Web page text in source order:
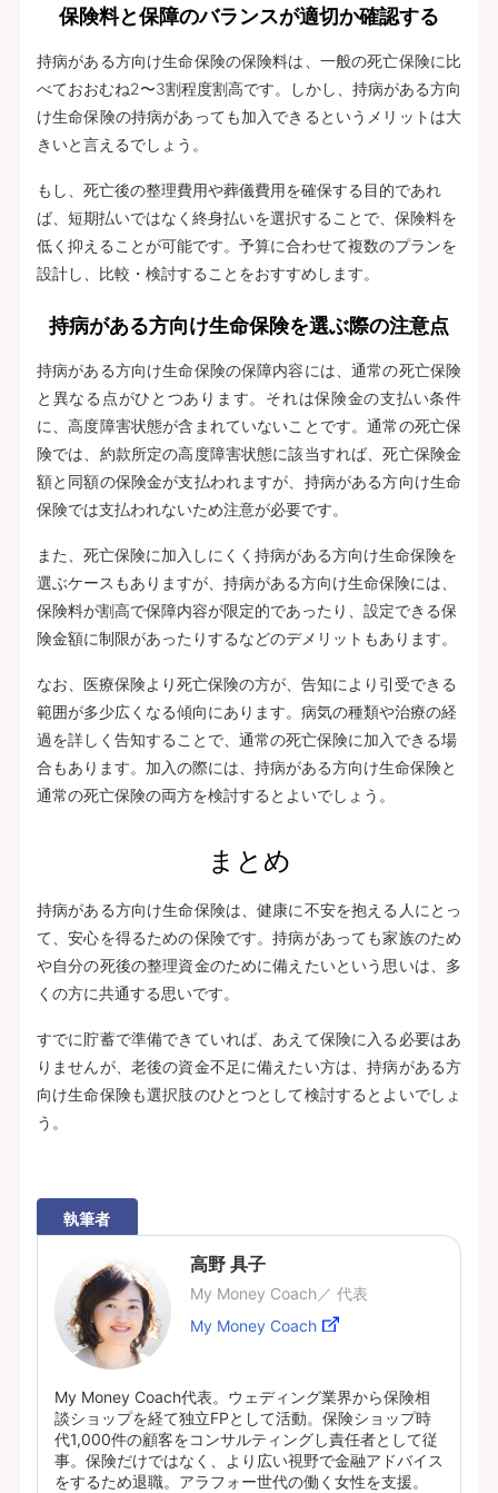
保険料と保障のバランスが適切か確認する
持病がある方向け生命保険の保険料は、一般の死亡保険に比
べておおむね2〜3割程度割高です。しかし、持病がある方向
け生命保険の持病があっても加入できるというメリットは大
きいと言えるでしょう。
もし、死亡後の整理費用や葬儀費用を確保する目的であれ
ば、短期払いではなく終身払いを選択することで、保険料を
低く抑えることが可能です。予算に合わせて複数のプランを
設計し、比較・検討することをおすすめします。
持病がある方向け生命保険を選ぶ際の注意点
持病がある方向け生命保険の保障内容には、通常の死亡保険
と異なる点がひとつあります。それは保険金の支払い条件
に、高度障害状態が含まれていないことです。通常の死亡保
険では、約款所定の高度障害状態に該当すれば、死亡保険金
額と同額の保険金が支払われますが、持病がある方向け生命
保険では支払われないため注意が必要です。
また、死亡保険に加入しにくく持病がある方向け生命保険を
選ぶケースもありますが、持病がある方向け生命保険には、
保険料が割高で保障内容が限定的であったり、設定できる保
険金額に制限があったりするなどのデメリットもあります。
なお、医療保険より死亡保険の方が、告知により引受できる
範囲が多少広くなる傾向にあります。病気の種類や治療の経
過を詳しく告知することで、通常の死亡保険に加入できる場
合もあります。加入の際には、持病がある方向け生命保険と
通常の死亡保険の両方を検討するとよいでしょう。
まとめ
持病がある方向け生命保険は、健康に不安を抱える人にとっ
て、安心を得るための保険です。持病があっても家族のため
や自分の死後の整理資金のために備えたいという思いは、多
くの方に共通する思いです。
すでに貯蓄で準備できていれば、あえて保険に入る必要はあ
りませんが、老後の資金不足に備えたい方は、持病がある方
向け生命保険も選択肢のひとつとして検討するとよいでしょ
う。
執筆者
高野 具子
My Money Coach／ 代表
My Money Coach
My Money Coach代表。ウェディング業界から保険相
談ショップを経て独立FPとして活動。保険ショップ時
代1,000件の顧客をコンサルティングし責任者として従
事。保険だけではなく、より広い視野で金融アドバイス
をするため退職。アラフォー世代の働く女性を支援。